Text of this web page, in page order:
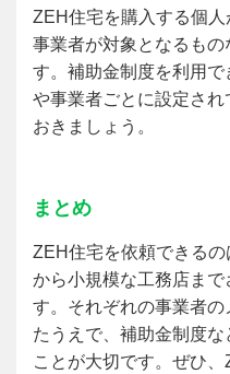
ZEH住宅を購入する個人
事業者が対象となるもの
す。補助金制度を利用
や事業者ごとに設定さ
おきましょう。
まとめ
ZEH住宅を依頼できる
から小規模な工務店まで
す。それぞれの事業者
たうえで、補助金制度
ことが大切です。ぜひ